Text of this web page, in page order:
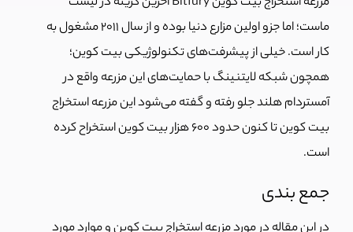
ماست؛ اما جزو اولین مزارع دنیا بوده و از سال 2011 مشغول به
کار است. خیلی از پیشرفت‌های تکنولوژیکی بیت کوین؛
همچون شبکه لایتنینگ با حمایت‌های این مزرعه واقع در
آمستردام هلند جلو رفته و گفته می‌شود این مزرعه استخراج
بیت کوین تا کنون حدود 600 هزار بیت کوین استخراح کرده
است.
جمع بندی